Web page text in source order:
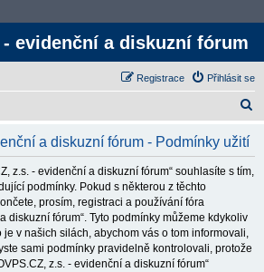
- evidenční a diskuzní fórum
Přihlásit se
Registrace
a diskuzní fórum - Podmínky užití
z.s. - evidenční a diskuzní fórum“ souhlasíte s tím,
podmínky. Pokud s některou z těchto
prosím, registraci a používání fóra
diskuzní fórum“. Tyto podmínky můžeme kdykoliv
v našich silách, abychom vás o tom informovali,
sami podmínky pravidelně kontrolovali, protože
z.s. - evidenční a diskuzní fórum“